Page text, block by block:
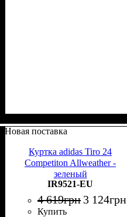
Новая поставка
Куртка adidas Tiro 24
Competiton Allweather -
зеленый
IR9521-EU
4 619грн 3 124грн
Купить